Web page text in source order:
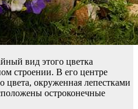
вид этого цветка
строении. В его центре
цвета, окруженная лепестками
остроконечные